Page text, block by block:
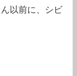
以前に、シビ